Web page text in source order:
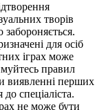
творів
для осіб
іграх може
правил
виявленні перших
спеціаліста.
не може бути